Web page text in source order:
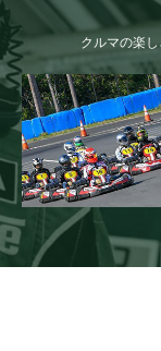
クルマの楽